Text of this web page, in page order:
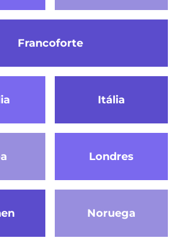
Francoforte
Itália
Londres
Noruega